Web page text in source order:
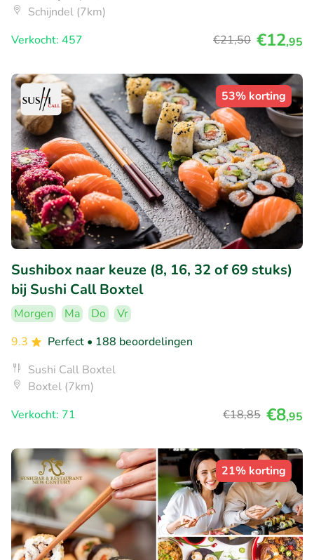
Schijndel (7km)
Verkocht: 457
€21,50 €12,95
53% korting
Sushibox naar keuze (8, 16, 32 of 69 stuks)
bij Sushi Call Boxtel
Morgen Ma Do
Vr
9.3
Perfect • 188 beoordelingen
Sushi Call Boxtel
Boxtel (7km)
Verkocht: 71
€18,85 €8,95
21% korting